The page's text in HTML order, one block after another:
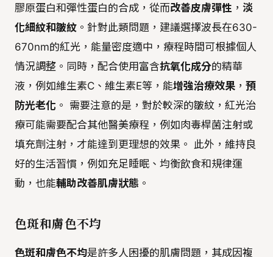
膠原蛋白和彈性蛋白的合成，從而改善皮膚彈性 ， 淡
化細紋和皺紋 。針對此類問題，建議選擇波長在630-
670nm的紅光，能量密度適中，療程時間可根據個人
情況調整。同時，配合使用富含抗氧化成分的精華
液，例如維生素C、維生素E等，能增強治療效果 ， 預
防光老化 。 需要注意的是，對於較深的皺紋，紅光治
療可能需要配合其他醫美療程，例如肉毒桿菌注射或
填充劑注射，才能達到更理想的效果。 此外，維持良
好的生活習慣，例如充足睡眠、均衡飲食和規律運
動，也能輔助改善肌膚狀態 。
色斑和膚色不均
色斑和膚色不均是許多人困擾的肌膚問題，其成因複